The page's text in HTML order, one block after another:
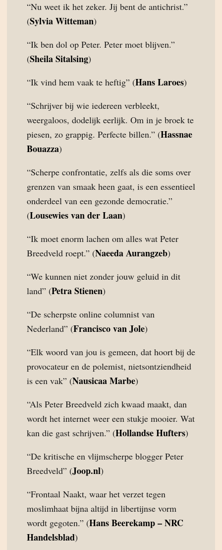
“Nu weet ik het zeker. Jij bent de antichrist.”
(Sylvia Witteman)
“Ik ben dol op Peter. Peter moet blijven.”
(Sheila Sitalsing)
“Ik vind hem vaak te heftig” (Hans Laroes)
“Schrijver bij wie iedereen verbleekt,
weergaloos, dodelijk eerlijk. Om in je broek te
piesen, zo grappig. Perfecte billen.” (Hassnae
Bouazza)
“Scherpe confrontatie, zelfs als die soms over
grenzen van smaak heen gaat, is een essentieel
onderdeel van een gezonde democratie.”
(Lousewies van der Laan)
“Ik moet enorm lachen om alles wat Peter
Breedveld roept.” (Naeeda Aurangzeb)
“We kunnen niet zonder jouw geluid in dit
land” (Petra Stienen)
“De scherpste online columnist van
Nederland” (Francisco van Jole)
“Elk woord van jou is gemeen, dat hoort bij de
provocateur en de polemist, nietsontziendheid
is een vak” (Nausicaa Marbe)
“Als Peter Breedveld zich kwaad maakt, dan
wordt het internet weer een stukje mooier. Wat
kan die gast schrijven.” (Hollandse Hufters)
“De kritische en vlijmscherpe blogger Peter
Breedveld” (Joop.nl)
“Frontaal Naakt, waar het verzet tegen
moslimhaat bijna altijd in libertijnse vorm
wordt gegoten.” (Hans Beerekamp – NRC
Handelsblad)